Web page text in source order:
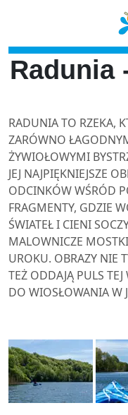
Radunia
RADUNIA TO RZEKA,
ZARÓWNO
ŻYWIOŁOWYMI
JEJ NAJPIĘKNIEJSZE
ODCINKÓW WŚRÓD
FRAGMENTY, GDZIE
ŚWIATEŁ I CIENI
MALOWNICZE
UROKU. OBRAZY NIE
TEŻ ODDAJĄ PULS TEJ
DO WIOSŁOWANIA W